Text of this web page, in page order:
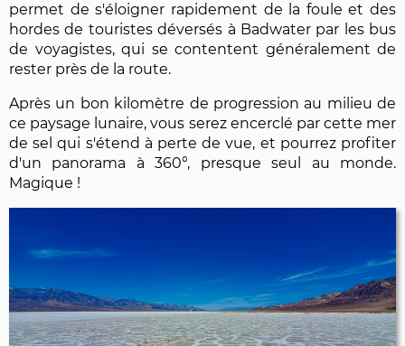
permet de s'éloigner rapidement de la foule et des
hordes de touristes déversés à Badwater par les bus
de voyagistes, qui se contentent généralement de
rester près de la route.
Après un bon kilomètre de progression au milieu de
ce paysage lunaire, vous serez encerclé par cette mer
de sel qui s'étend à perte de vue, et pourrez profiter
d'un panorama à 360°, presque seul au monde.
Magique !